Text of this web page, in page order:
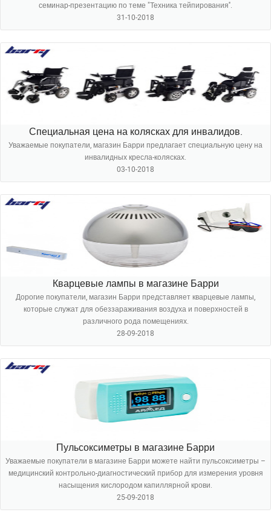
семинар-презентацию по теме "Техника тейпирования''.
31-10-2018
Специальная цена на колясках для инвалидов.
Уважаемые покупатели, магазин Барри предлагает специальную цену на
инвалидных кресла-колясках.
03-10-2018
Кварцевые лампы в магазине Барри
Дорогие покупатели, магазин Барри представляет кварцевые лампы,
которые служат для обеззараживания воздуха и поверхностей в
различного рода помещениях.
28-09-2018
Пульсоксиметры в магазине Барри
Уважаемые покупатели в магазине Барри можете найти пульсоксиметры –
медицинский контрольно-диагностический прибор для измерения уровня
насыщения кислородом капиллярной крови.
25-09-2018